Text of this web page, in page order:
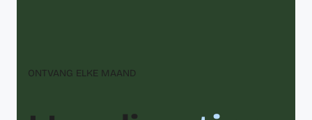
ONTVANG ELKE MAAND